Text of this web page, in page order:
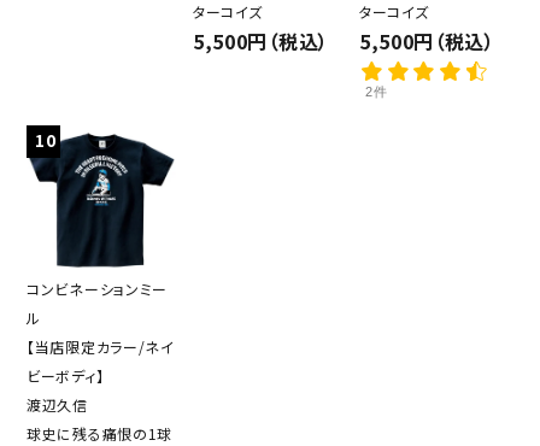
ターコイズ
5,500円（税込）
ターコイズ
5,500円（税込）
2件
10
コンビネーションミー
ル
【当店限定カラー/ネイ
ビーボディ】
渡辺久信
球史に残る痛恨の1球